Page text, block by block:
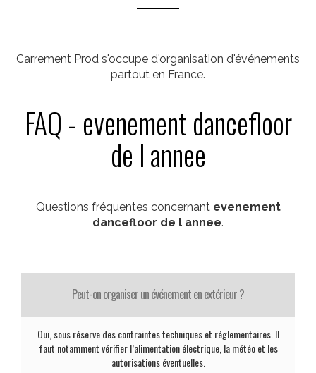
Carrement Prod s'occupe d'organisation d'événements
partout en France.
FAQ - evenement dancefloor
de l annee
Questions fréquentes concernant evenement
dancefloor de l annee.
Peut-on organiser un événement en extérieur ?
Oui, sous réserve des contraintes techniques et réglementaires. Il
faut notamment vérifier l’alimentation électrique, la météo et les
autorisations éventuelles.